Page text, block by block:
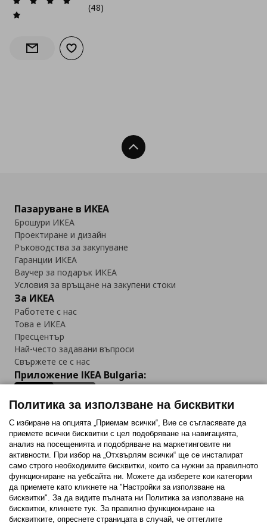
(48)
Информирай ме за наличност
Добави към списъка с любими
Нагоре
Пазаруване в ИКЕА
Брошури ИКЕА
Проектиране и дизайн
Ръководства за закупуване
Гаранции ИКЕА
Ваучер за подарък ИКЕА
Условия за връщане на закупени стоки
За ИКЕА
Работете с нас
Това е ИКЕА
Пресцентър
Най-често задавани въпроси
Свържете се с нас
Приложение IKEA Bulgaria:
Последвайте ни:
FacebookTwitterYoutubePinterestInstagram
Политика за използване на бисквитки
С избиране на опцията „Приемам всички“, Вие се съгласявате да
приемете всички бисквитки с цел подобряване на навигацията,
анализ на посещенията и подобряване на маркетинговите ни
активности. При избор на „Отхвърлям всички“ ще се инсталират
само строго необходимитe бисквитки, които са нужни за правилното
функциониране на уебсайта ни. Можете да изберете кои категории
да приемете като кликнете на "Настройки за използване на
бисквитки". За да видите пълната ни Политика за използване на
бисквитки, кликнете тук. За правилно функциониране на
бисквитките, опреснете страницата в случай, че оттеглите